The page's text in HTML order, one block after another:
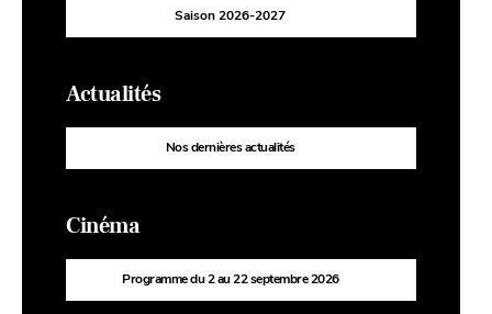
Saison 2026-2027
Actualités
Nos dernières actualités
Cinéma
Programme du 2 au 22 septembre 2026